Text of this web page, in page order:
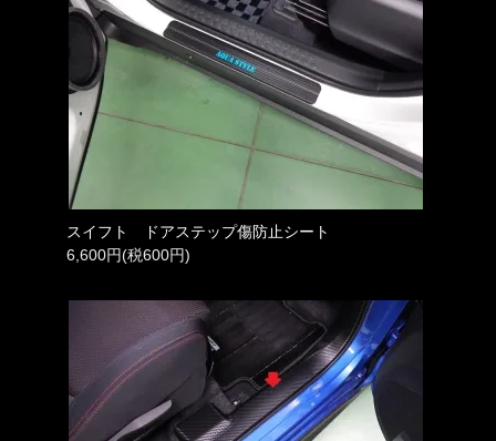
スイフト ドアステップ傷防止シート
6,600円(税600円)